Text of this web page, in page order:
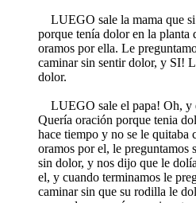
LUEGO sale la mama que
porque tenía dolor en la planta
oramos por ella. Le
caminar sin sentir dolor, y SI!
dolor.
LUEGO sale el papa! Oh, y
Quería oración porque tenia
hace tiempo y no se le
oramos por el, le preguntamos
sin dolor, y nos dijo que le
el, y cuando terminamos le
caminar sin que su rodilla le